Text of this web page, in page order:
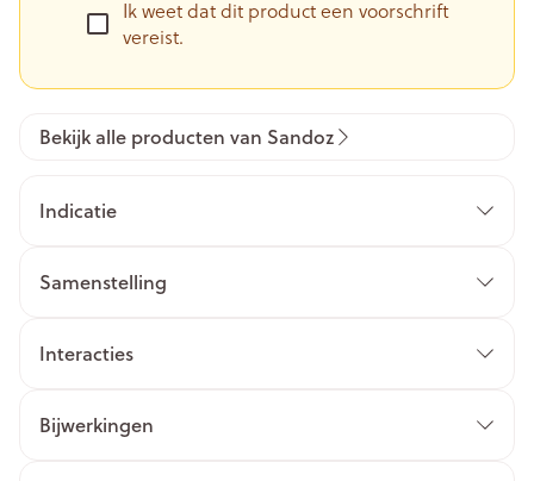
Ik weet dat dit product een voorschrift
vereist.
Bekijk alle producten van Sandoz
Indicatie
Samenstelling
Interacties
Bijwerkingen